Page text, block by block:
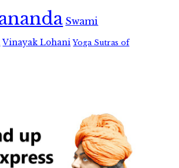
Swami
Vinayak Lohani Yoga Sutras of